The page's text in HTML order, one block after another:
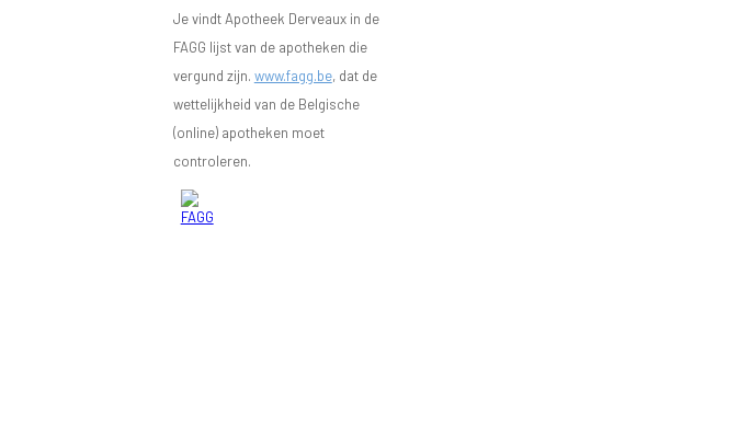
Je vindt Apotheek Derveaux in de
FAGG lijst van de apotheken die
vergund zijn. www.fagg.be, dat de
wettelijkheid van de Belgische
(online) apotheken moet
controleren.